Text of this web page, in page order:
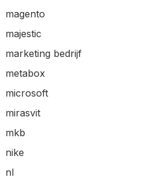
magento
majestic
marketing bedrijf
metabox
microsoft
mirasvit
mkb
nike
nl